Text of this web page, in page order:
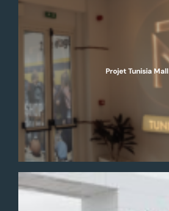
Projet Tunisia Mall